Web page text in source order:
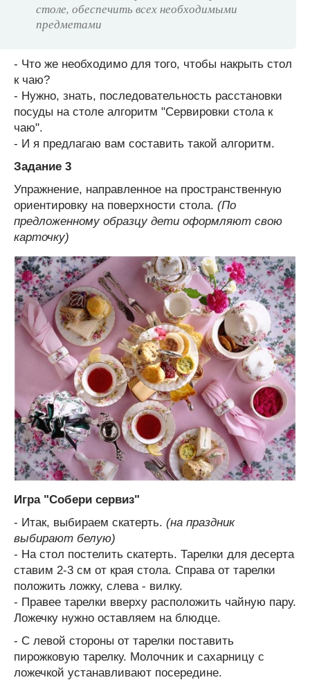
столе, обеспечить всех необходимыми
предметами
- Что же необходимо для того, чтобы накрыть стол
к чаю?
- Нужно, знать, последовательность расстановки
посуды на столе алгоритм "Сервировки стола к
чаю".
- И я предлагаю вам составить такой алгоритм.
Задание 3
Упражнение, направленное на пространственную
ориентировку на поверхности стола. (По
предложенному образцу дети оформляют свою
карточку)
Игра "Собери сервиз"
- Итак, выбираем скатерть. (на праздник
выбирают белую)
- На стол постелить скатерть. Тарелки для десерта
ставим 2-3 см от края стола. Справа от тарелки
положить ложку, cлева - вилку.
- Правее тарелки вверху расположить чайную пару.
Ложечку нужно оставляем на блюдце.
- С левой стороны от тарелки поставить
пирожковую тарелку. Молочник и сахарницу с
ложечкой устанавливают посередине.